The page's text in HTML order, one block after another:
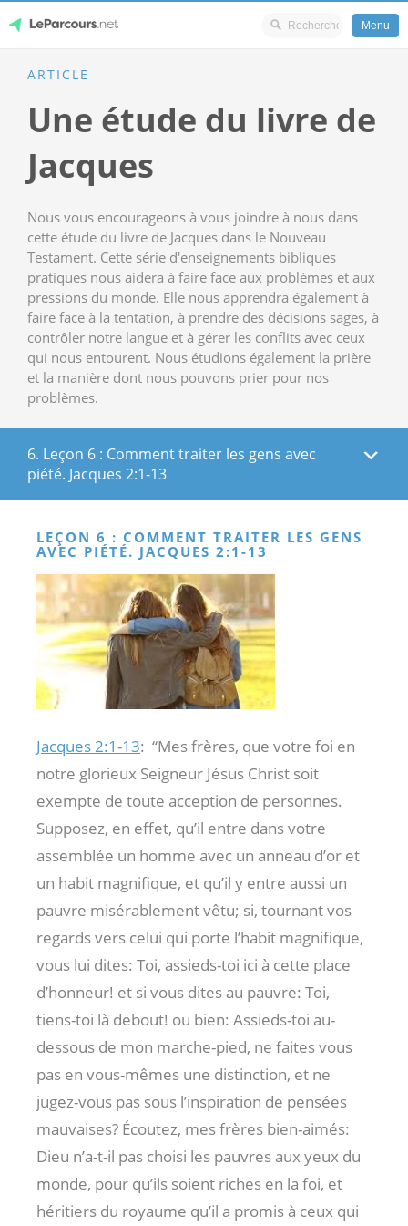
content
LeParcours.net
Menu
ARTICLE
Une étude du livre de
Jacques
Nous vous encourageons à vous joindre à nous dans
cette étude du livre de Jacques dans le Nouveau
Testament. Cette série d'enseignements bibliques
pratiques nous aidera à faire face aux problèmes et aux
pressions du monde. Elle nous apprendra également à
faire face à la tentation, à prendre des décisions sages, à
contrôler notre langue et à gérer les conflits avec ceux
qui nous entourent. Nous étudions également la prière
et la manière dont nous pouvons prier pour nos
problèmes.
6. Leçon 6 : Comment traiter les gens avec
piété. Jacques 2:1-13
LEÇON 6 : COMMENT TRAITER LES GENS
AVEC PIÉTÉ. JACQUES 2:1-13
Jacques 2:1-13: “Mes frères, que votre foi en
notre glorieux Seigneur Jésus Christ soit
exempte de toute acception de personnes.
Supposez, en effet, qu’il entre dans votre
assemblée un homme avec un anneau d’or et
un habit magnifique, et qu’il y entre aussi un
pauvre misérablement vêtu; si, tournant vos
regards vers celui qui porte l’habit magnifique,
vous lui dites: Toi, assieds-toi ici à cette place
d’honneur! et si vous dites au pauvre: Toi,
tiens-toi là debout! ou bien: Assieds-toi au-
dessous de mon marche-pied, ne faites vous
pas en vous-mêmes une distinction, et ne
jugez-vous pas sous l’inspiration de pensées
mauvaises? Écoutez, mes frères bien-aimés:
Dieu n’a-t-il pas choisi les pauvres aux yeux du
monde, pour qu’ils soient riches en la foi, et
héritiers du royaume qu’il a promis à ceux qui